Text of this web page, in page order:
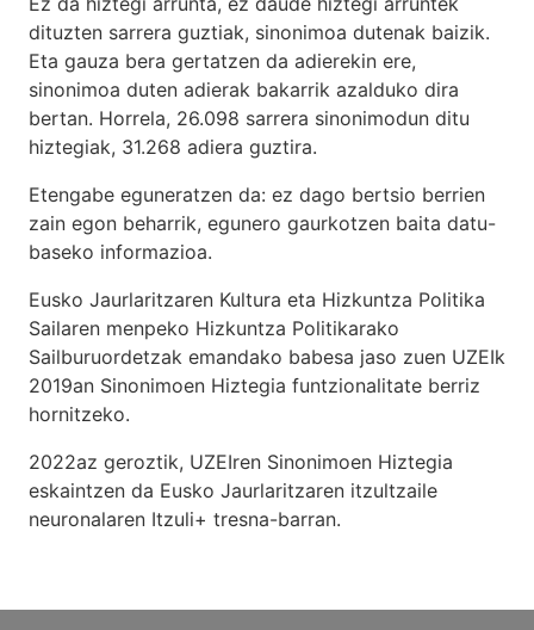
dituzten sarrera guztiak, sinonimoa dutenak baizik.
Eta gauza bera gertatzen da adierekin ere,
sinonimoa duten adierak bakarrik azalduko dira
bertan. Horrela, 26.098 sarrera sinonimodun ditu
hiztegiak, 31.268 adiera guztira.
Etengabe eguneratzen da: ez dago bertsio berrien
zain egon beharrik, egunero gaurkotzen baita datu-
baseko informazioa.
Eusko Jaurlaritzaren Kultura eta Hizkuntza Politika
Sailaren menpeko Hizkuntza Politikarako
Sailburuordetzak emandako babesa jaso zuen UZEIk
2019an Sinonimoen Hiztegia funtzionalitate berriz
hornitzeko.
2022az geroztik, UZEIren Sinonimoen Hiztegia
eskaintzen da Eusko Jaurlaritzaren itzultzaile
neuronalaren Itzuli+ tresna-barran.